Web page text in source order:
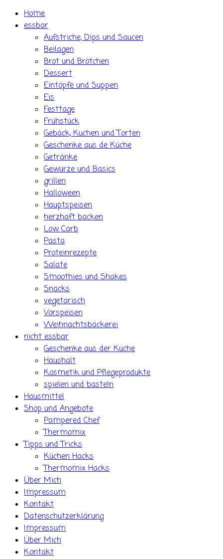
Skip Home
essbar
Aufstriche, Dips und Saucen
Beilagen
Brot und Brötchen
Dessert
Eintöpfe und Suppen
Eis
Festtage
Frühstück
Gebäck, Kuchen und Torten
Geschenke aus de Küche
Getränke
Gewürze und Basics
grillen
Halloween
Hauptspeisen
herzhaft backen
Low Carb
Pasta
Proteinrezepte
Salate
Smoothies und Shakes
Snacks
vegetarisch
Vorspeisen
Weihnachtsbäckerei
nicht essbar
Geschenke aus der Küche
Haushalt
Kosmetik und Pflegeprodukte
spielen und basteln
Hausmittel
Shop und Angebote
Pampered Chef
Thermomix
Tipps und Tricks
Küchen Hacks
Thermomix Hacks
Über Mich
Impressum
Kontakt
Datenschutzerklärung
Impressum
Über Mich
Kontakt